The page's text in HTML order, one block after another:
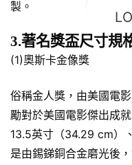
製。
3.著名獎盃尺寸規
(1)奧斯卡金像獎
俗稱金人獎，由美國電
勵對於美國電影傑出成
13.5英寸（34.29 cm）
是由錫銻銅合金磨光後